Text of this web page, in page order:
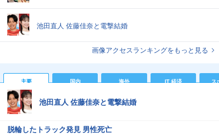
池田直人 佐藤佳奈と電撃結婚
画像アクセスランキングをもっと見る
主要 国内 海外 IT 経済 ス
池田直人 佐藤佳奈と電撃結婚
脱輪したトラック発見 男性死亡